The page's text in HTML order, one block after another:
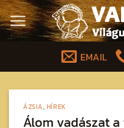
Skip
to
content
EMAIL
ÁZSIA, HÍREK
Álom vadászat